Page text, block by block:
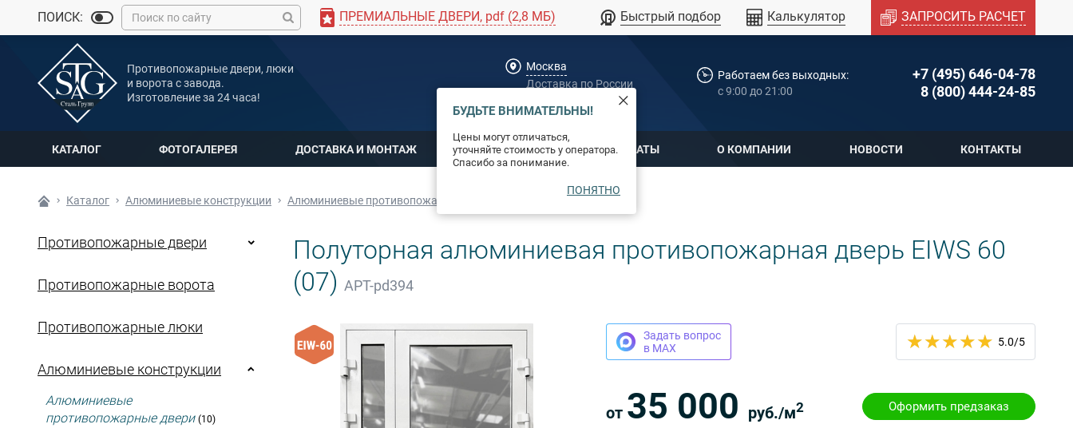
ПОИСК: ПРЕМИАЛЬНЫЕ ДВЕРИ, pdf (2,8 МБ) Быстрый подбор Калькулятор ЗАПРОСИТЬ РАСЧЕТ
Противопожарные двери, люки
и ворота с завода.
Изготовление за 24 часа!
Москва
Доставка по России
Работаем без выходных:
c 9:00 до 21:00
+7 (495) 646-04-78
8 (800) 444-24-85
КАТАЛОГ ФОТОГАЛЕРЕЯ ДОСТАВКА И МОНТАЖ ОПЛАТА СЕРТИФИКАТЫ О КОМПАНИИ НОВОСТИ КОНТАКТЫ
БУДЬТЕ ВНИМАТЕЛЬНЫ!
Цены могут отличаться,
уточняйте стоимость у оператора.
Спасибо за понимание.
ПОНЯТНО
Каталог
Алюминиевые конструкции Алюминиевые противопожарные двери
Противопожарные двери
Противопожарные ворота
Противопожарные люки
Алюминиевые конструкции
Алюминиевые
противопожарные двери (10)
Полуторная алюминиевая противопожарная дверь EIWS 60
(07) АРТ-pd394
Задать вопрос
в MAX
5.0/5
от 35 000 руб./м2 Оформить предзаказ
MAX
Мы онлайн